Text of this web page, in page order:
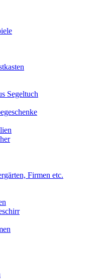
Segeltuch
Firmen etc.